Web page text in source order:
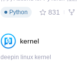
Python
831
kernel
deepin linux kernel